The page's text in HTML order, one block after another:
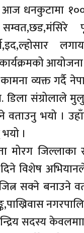
धनकुटामा
व्यक्त गर्दै
डिला संग्रोलाले
वताउनु भयो ।
।
मोरग
विशेष
सक्ने बनाउने
सदस्य